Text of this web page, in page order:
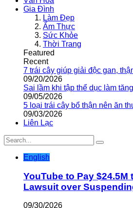
Gia Đình
Làm Đẹp
Ẩm Thực
Sức Khỏe
Thời Trang
Featured
Recent
7 trái cây giúp giải độc gan,
09/20/2026
Sai lầm khi tập thể dục làm
09/05/2026
5 loại trái cây bổ thận nên ăn
09/03/2026
Liên Lạc
English
YouTube to Pay $24.5M
Lawsuit over
09/30/2026